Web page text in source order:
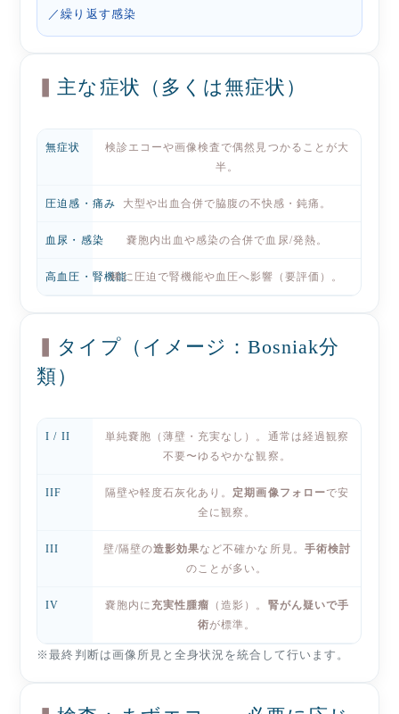
／繰り返す感染
主な症状（多くは無症状）
無症状
検診エコーや画像検査で偶然見つかることが大
半。
圧迫感・痛み 大型や出血合併で脇腹の不快感・鈍痛。
血尿・感染 嚢胞内出血や感染の合併で血尿/発熱。
高血圧・腎機能稀に圧迫で腎機能や血圧へ影響（要評価）。
タイプ（イメージ：Bosniak分
類）
I / II
単純嚢胞（薄壁・充実なし）。通常は経過観察
不要〜ゆるやかな観察。
IIF 隔壁や軽度石灰化あり。 定期画像フォローで安
全に観察。
III 壁/隔壁の造影効果など不確かな所見。 手術検討
のことが多い。
IV 嚢胞内に 充実性腫瘤 （造影）。 腎がん疑いで手
術が標準。
※最終判断は画像所見と全身状況を統合して行います。